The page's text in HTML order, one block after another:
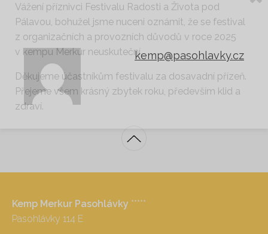
kemp@pasohlavky.cz
Kemp Merkur Pasohlávky *****
Pasohlávky 114 E
Vážení příznivci Festivalu Radosti a Života pod
Pálavou, bohužel jsme nuceni oznámit, že se festival
z organizačních a provozních důvodů v roce 2025
v kempu Merkur neuskuteční.
Děkujeme účastníkům festivalu za dosavadní přízeň.
Přejeme všem krásný zbytek roku, především klid a
zdraví.